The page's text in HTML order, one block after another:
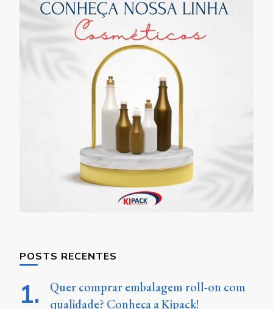
POSTS RECENTES
Quer comprar embalagem roll-on com
qualidade? Conheça a Kipack!